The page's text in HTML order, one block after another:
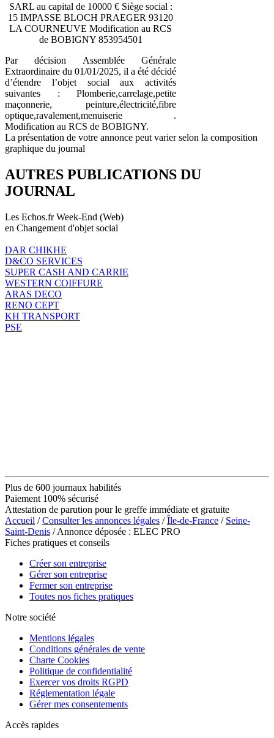
SARL au capital de 10000 € Siège social :
15 IMPASSE BLOCH PRAEGER 93120
LA COURNEUVE Modification au RCS
de BOBIGNY 853954501
Par décision Assemblée Générale
Extraordinaire du 01/01/2025, il a été décidé
d’étendre l’objet social aux activités
suivantes : Plomberie,carrelage,petite
maçonnerie, peinture,électricité,fibre
optique,ravalement,menuiserie .
Modification au RCS de BOBIGNY.
La présentation de votre annonce peut varier selon la composition
graphique du journal
AUTRES PUBLICATIONS DU
JOURNAL
Les Echos.fr Week-End (Web)
en Changement d'objet social
DAR CHIKHE
D&CO SERVICES
SUPER CASH AND CARRIE
WESTERN COIFFURE
ARAS DECO
RENO CEPT
KH TRANSPORT
PSE
Plus de 600 journaux habilités
Paiement 100% sécurisé
Attestation de parution pour le greffe immédiate et gratuite
Accueil /Consulter les annonces légales /Île-de-France / Seine-
Saint-Denis / Annonce déposée : ELEC PRO
Fiches pratiques et conseils
Créer son entreprise
Gérer son entreprise
Fermer son entreprise
Toutes nos fiches pratiques
Notre société
Mentions légales
Conditions générales de vente
Charte Cookies
Politique de confidentialité
Exercer vos droits RGPD
Réglementation légale
Gérer mes consentements
Accès rapides